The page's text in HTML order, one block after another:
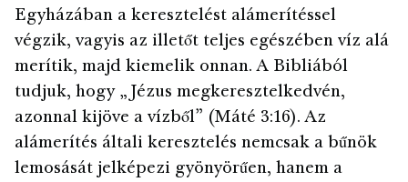
Egyházában a keresztelést alámerítéssel
végzik, vagyis az illetőt teljes egészében víz alá
merítik, majd kiemelik onnan. A Bibliából
tudjuk, hogy „Jézus megkeresztelkedvén,
azonnal kijöve a vízből” (Máté 3:16). Az
alámerítés általi keresztelés nemcsak a bűnök
lemosását jelképezi gyönyörűen, hanem a